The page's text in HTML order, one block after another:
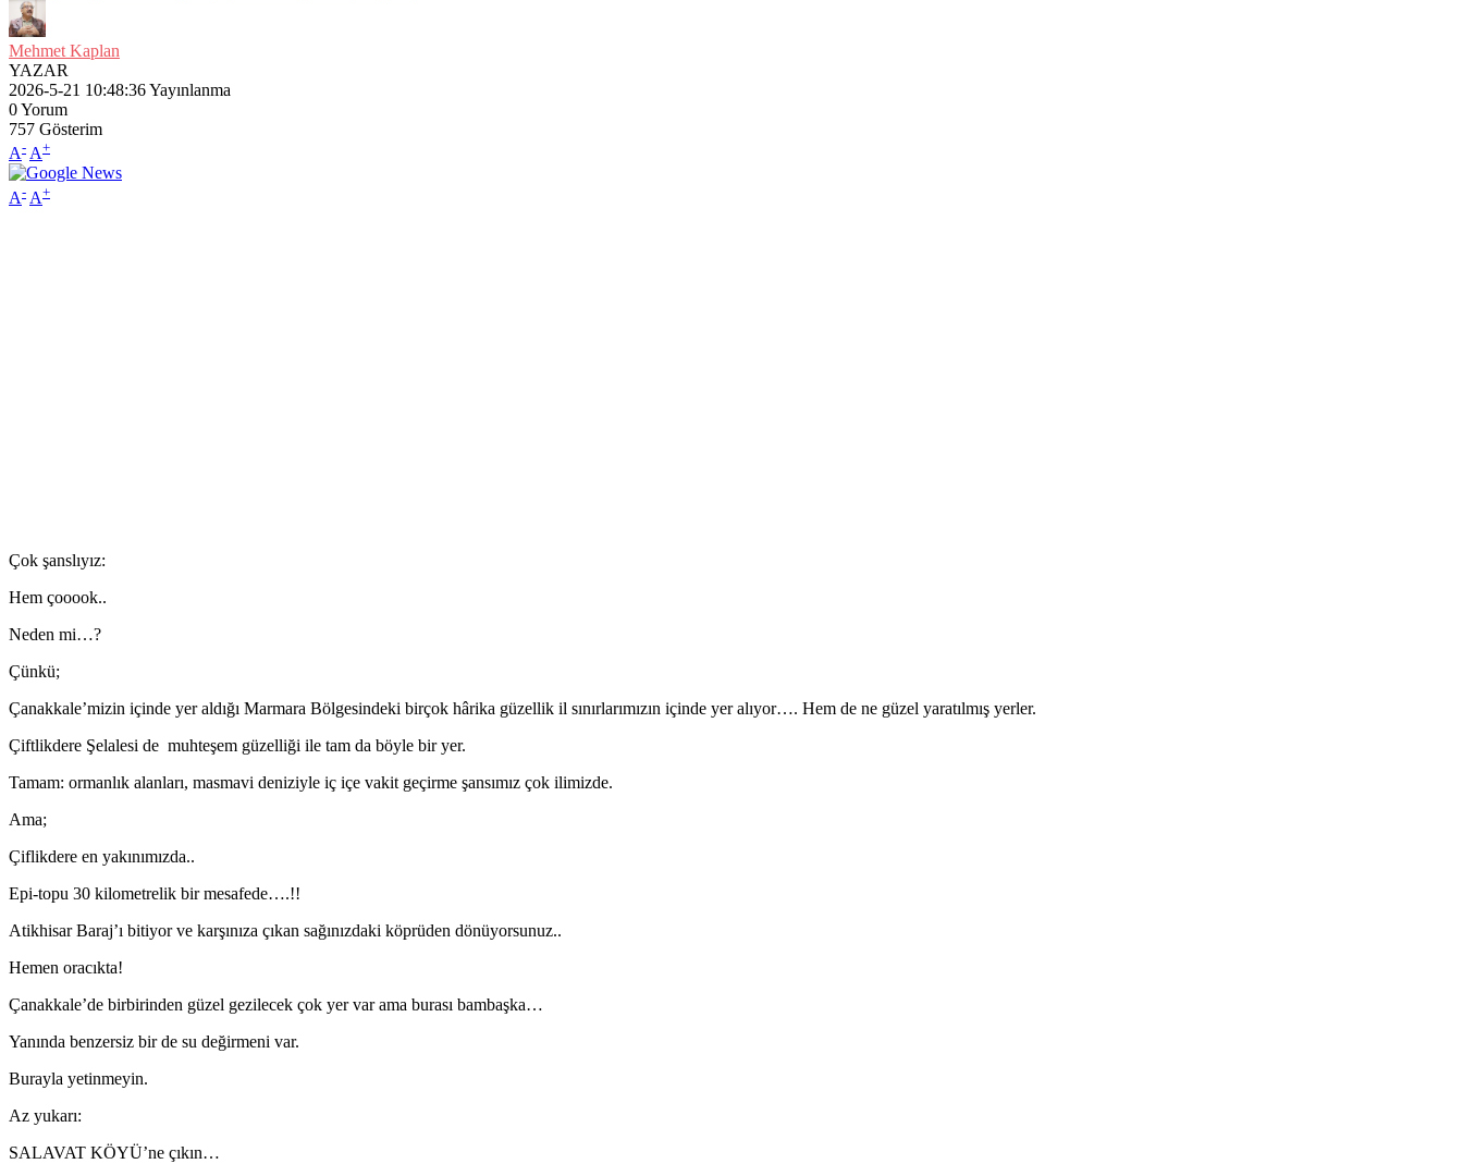
Mehmet Kaplan
YAZAR
2026-5-21 10:48:36Yayınlanma
0Yorum
757 Gösterim
A- A+
A- A+
Çok şanslıyız:
Hem çooook..
Neden mi…?
Çünkü;
Çanakkale’mizin içinde yer aldığı Marmara Bölgesindeki birçok hârika güzellik il sınırlarımızın içinde yer alıyor…. Hem de ne güzel yaratılmış yerler.
Çiftlikdere Şelalesi de muhteşem güzelliği ile tam da böyle bir yer.
Tamam: ormanlık alanları, masmavi deniziyle iç içe vakit geçirme şansımız çok ilimizde.
Ama;
Çiflikdere en yakınımızda..
Epi-topu 30 kilometrelik bir mesafede….!!
Atikhisar Baraj’ı bitiyor ve karşınıza çıkan sağınızdaki köprüden dönüyorsunuz..
Hemen oracıkta!
Çanakkale’de birbirinden güzel gezilecek çok yer var ama burası bambaşka…
Yanında benzersiz bir de su değirmeni var.
Burayla yetinmeyin.
Az yukarı:
SALAVAT KÖYÜ’ne çıkın…